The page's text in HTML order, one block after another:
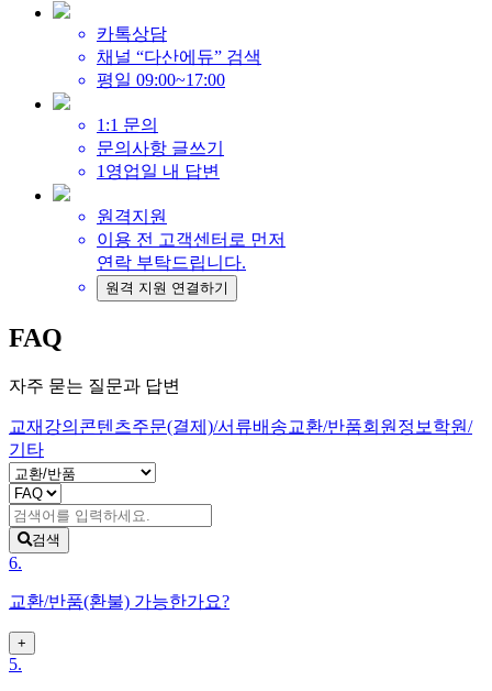
카톡상담
채널 “다산에듀” 검색
평일 09:00~17:00
1:1 문의
문의사항 글쓰기
1영업일 내 답변
원격지원
이용 전 고객센터로 먼저
연락 부탁드립니다.
원격 지원 연결하기
FAQ
자주 묻는 질문과 답변
교재 강의 콘텐츠주문(결제)/서류배송교환/반품회원정보 학원/
기타
조
건
선
택
검
색
어
검색
6.
교환/반품(환불) 가능한가요?
+
5.